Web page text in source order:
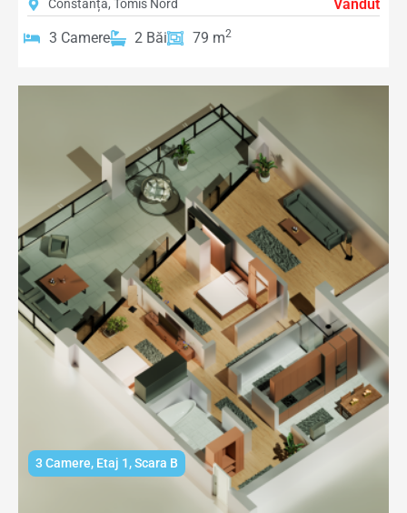
Constanța, Tomis Nord
Vândut
3 Camere
2 Băi 79 m2
3 Camere, Etaj 1,Scara B